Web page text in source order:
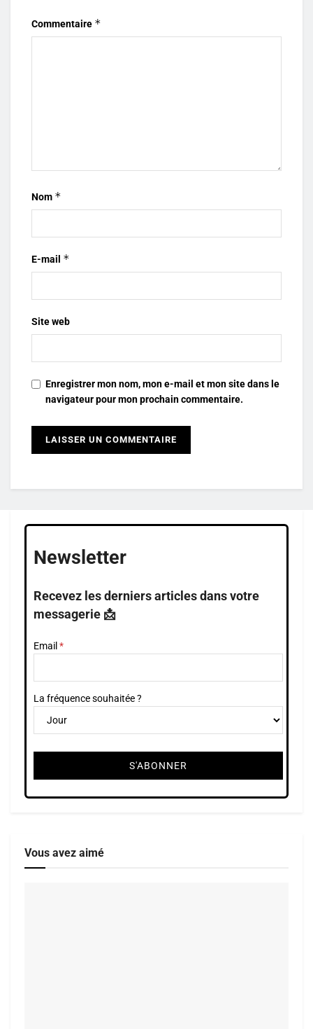
Commentaire *
Nom *
E-mail *
Site web
Enregistrer mon nom, mon e-mail et mon site dans le
navigateur pour mon prochain commentaire.
Newsletter
Recevez les derniers articles dans votre
messagerie 📩
Email
La fréquence souhaitée ?
Vous avez aimé